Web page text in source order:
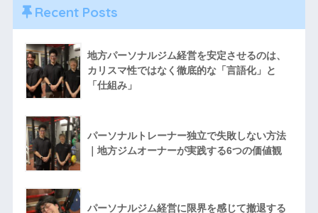
Recent Posts
地方パーソナルジム経営を安定させるのは、
カリスマ性ではなく徹底的な「言語化」と
「仕組み」
パーソナルトレーナー独立で失敗しない方法
｜地方ジムオーナーが実践する6つの価値観
パーソナルジム経営に限界を感じて撤退する